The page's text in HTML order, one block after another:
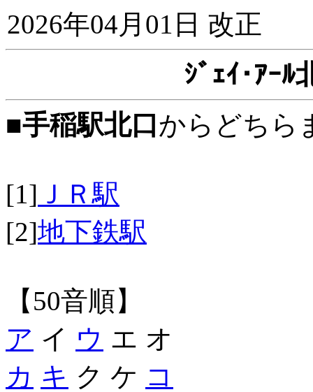
2026年04月01日 改正
ｼﾞｪｲ･ｱｰﾙ
■手稲駅北口 からどちら
[1] ＪＲ駅
[2]地下鉄駅
【50音順】
ア イ ウ エ オ
カ キ ク ケ コ